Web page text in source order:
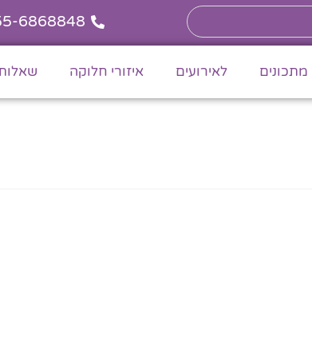
6868848
מתכונים לאירועים איזורי חלוקה